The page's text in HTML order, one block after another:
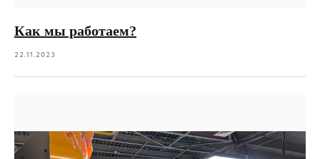
Как мы работаем?
22.11.2023